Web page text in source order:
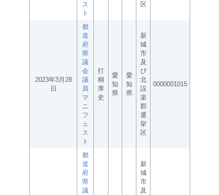
ス
ト
区
2023年3月28
日
都
道
府
県
議
会
議
員
マ
ニ
フ
ェ
ス
ト
打
桐
厚
史
愛
知
県
愛
知
県
新
城
市
及
び
北
設
楽
郡
選
挙
区
0000001015
都
道
府
県
議
新
城
市
及